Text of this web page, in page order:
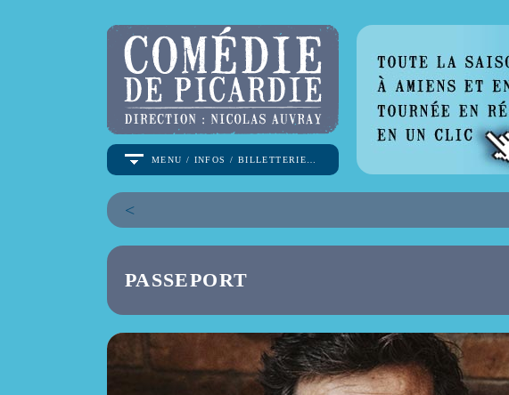
MENU / INFOS / BILLETTERIE…
<
PASSEPORT